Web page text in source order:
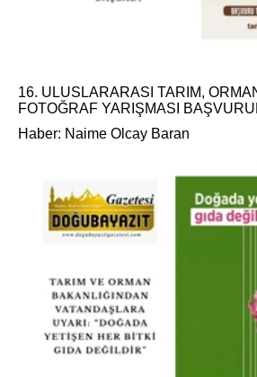
16. ULUSLARARASI TARIM,
FOTOĞRAF YARIŞMASI
Haber: Naime Olcay Baran